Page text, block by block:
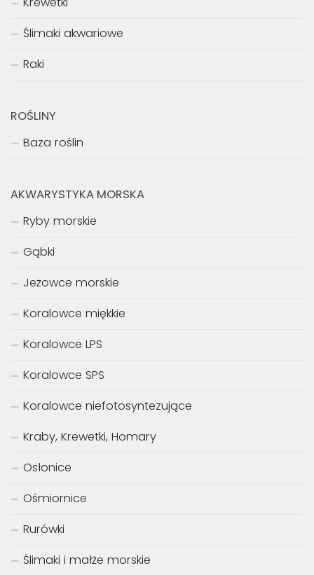
Ślimaki akwariowe
Raki
ROŚLINY
Baza roślin
AKWARYSTYKA MORSKA
Ryby morskie
Gąbki
Jeżowce morskie
Koralowce miękkie
Koralowce LPS
Koralowce SPS
Koralowce niefotosyntezujące
Kraby, Krewetki, Homary
Osłonice
Ośmiornice
Rurówki
Ślimaki i małże morskie